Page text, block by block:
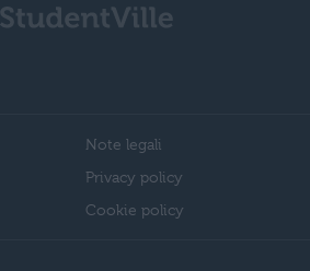
Note legali
Privacy policy
Cookie policy